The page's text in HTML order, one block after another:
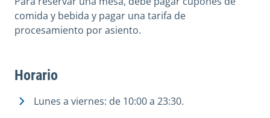
comida y bebida y pagar una tarifa de
procesamiento por asiento.
Horario
Lunes a viernes: de 10:00 a 23:30.